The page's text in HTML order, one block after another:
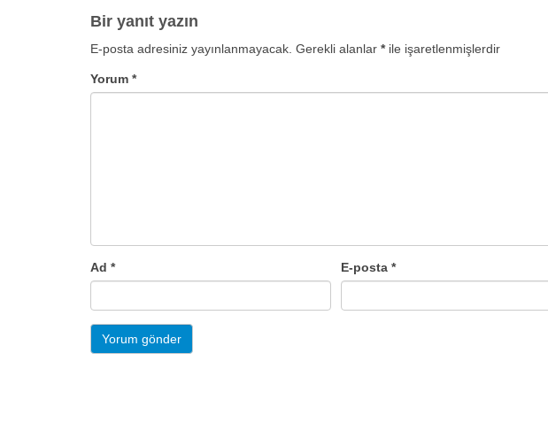
Bir yanıt yazın
E-posta adresiniz yayınlanmayacak. Gerekli alanlar *ile işaretlenmişlerdir
Yorum *
Ad * E-posta*